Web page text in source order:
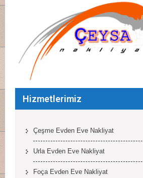
Hizmetlerimiz
Çeşme Evden Eve Nakliyat
Urla Evden Eve Nakliyat
Foça Evden Eve Nakliyat